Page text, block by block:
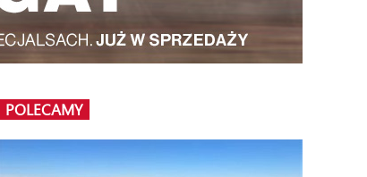
POLECAMY